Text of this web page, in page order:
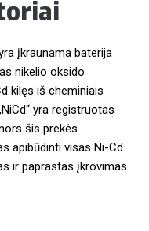
įkraunama baterija
nikelio oksido
kilęs iš cheminiais
yra registruotas
šis prekės
apibūdinti visas Ni-Cd
ir paprastas įkrovimas